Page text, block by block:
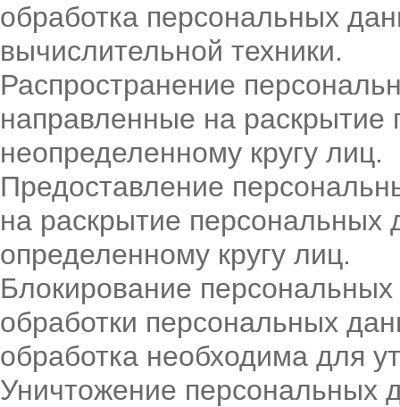
обработка персональных
вычислительной техники.
Распространение
направленные на
неопределенному кругу лиц.
Предоставление
на раскрытие
определенному кругу лиц.
Блокирование
обработки персональных
обработка необходима для
Уничтожение персональных